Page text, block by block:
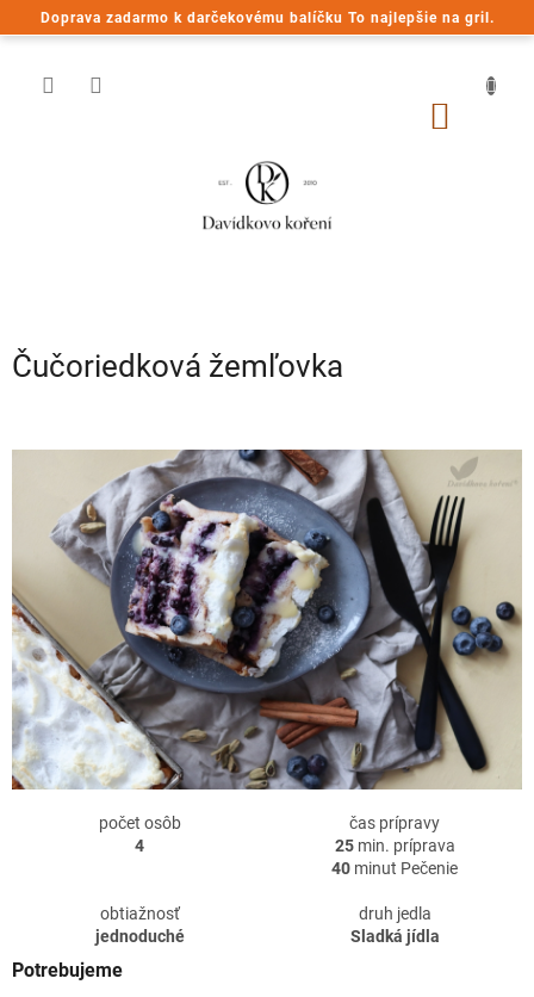
Doprava zadarmo k darčekovému balíčku To najlepšie na gril.
Prejsť
na
Čučoriedková žemľovka
počet osôb
4
čas prípravy
25min. príprava
40 minut Pečenie
obtiažnosť
jednoduché
druh jedla
Sladká jídla
Potrebujeme